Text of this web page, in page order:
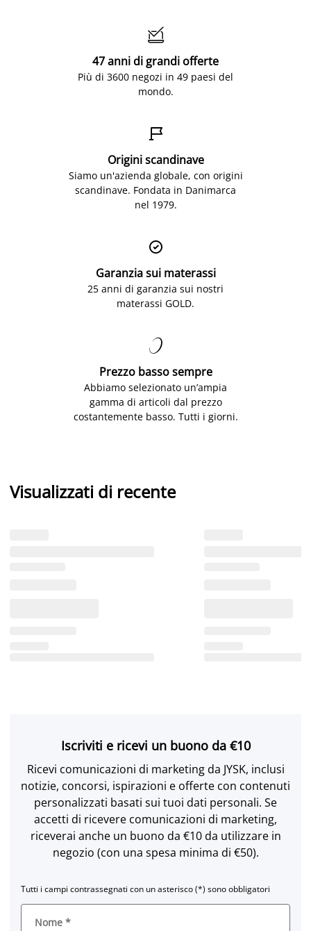

47 anni di grandi offerte
Più di 3600 negozi in 49 paesi del
mondo.

Origini scandinave
Siamo un'azienda globale, con origini
scandinave. Fondata in Danimarca
nel 1979.

Garanzia sui materassi
25 anni di garanzia sui nostri
materassi GOLD.

Prezzo basso sempre
Abbiamo selezionato un’ampia
gamma di articoli dal prezzo
costantemente basso. Tutti i giorni.
Visualizzati di recente
Iscriviti e ricevi un buono da €10
Ricevi comunicazioni di marketing da JYSK, inclusi
notizie, concorsi, ispirazioni e offerte con contenuti
personalizzati basati sui tuoi dati personali. Se
accetti di ricevere comunicazioni di marketing,
riceverai anche un buono da €10 da utilizzare in
negozio (con una spesa minima di €50).
Tutti i campi contrassegnati con un asterisco (*) sono obbligatori
Nome *